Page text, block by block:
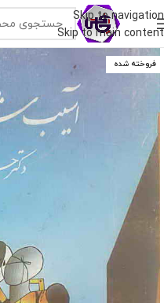
Skip to navigation
Skip to main content
فروخته شده